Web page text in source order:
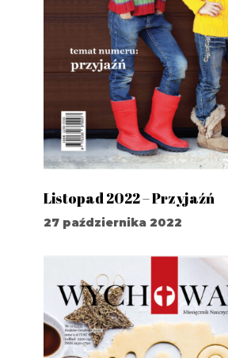
Listopad 2022 – Przyjaźń
27 października 2022